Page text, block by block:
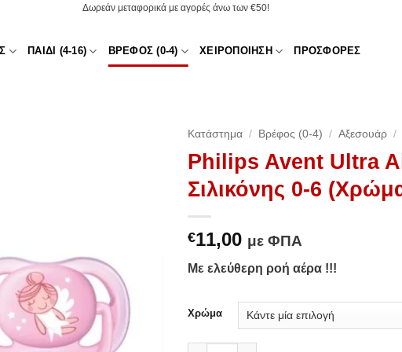
Δωρεάν μεταφορικά με αγορές άνω των €50!
ΠΑΙΔΊ (4-16) ΒΡΈΦΟΣ (0-4) ΧΕΙΡΟΠΟΊΗΣΗ ΠΡΟΣΦΟΡΈΣ
Κατάστημα / Βρέφος (0-4) / Αξεσουάρ /
Philips Avent Ultra
Σιλικόνης 0-6
€11,00 με ΦΠΑ
Με ελεύθερη ροή αέρα !!!
Χρώμα